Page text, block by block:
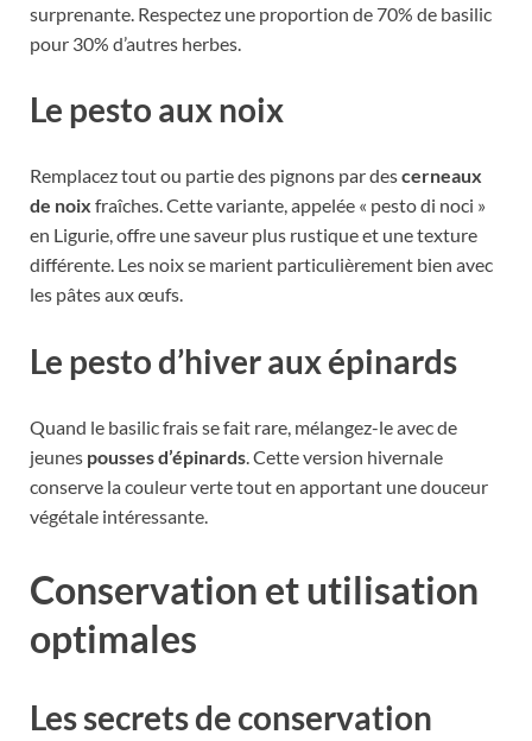
surprenante. Respectez une proportion de 70% de basilic
pour 30% d’autres herbes.
Le pesto aux noix
Remplacez tout ou partie des pignons par descerneaux
de noix fraîches. Cette variante, appelée « pesto di noci »
en Ligurie, offre une saveur plus rustique et une texture
différente. Les noix se marient particulièrement bien avec
les pâtes aux œufs.
Le pesto d’hiver aux épinards
Quand le basilic frais se fait rare, mélangez-le avec de
jeunes pousses d’épinards . Cette version hivernale
conserve la couleur verte tout en apportant une douceur
végétale intéressante.
Conservation et utilisation
optimales
Les secrets de conservation